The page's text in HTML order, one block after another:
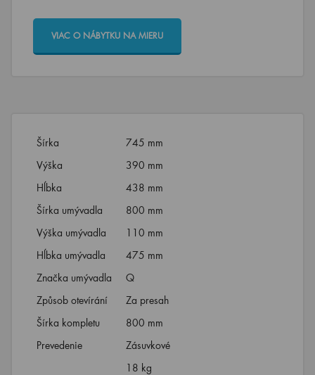
VIAC O NÁBYTKU NA MIERU
Šírka
745 mm
Výška
390 mm
Hĺbka
438 mm
Šírka umývadla
800 mm
Výška umývadla
110 mm
Hĺbka umývadla
475 mm
Značka umývadla
Q
Způsob otevírání
Za presah
Šírka kompletu
800 mm
Prevedenie
Zásuvkové
18 kg